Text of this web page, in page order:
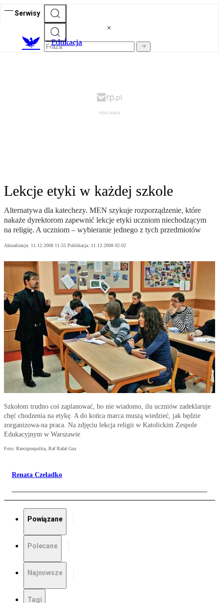
Serwisy
Edukacja
Lekcje etyki w każdej szkole
Alternatywa dla katechezy. MEN szykuje rozporządzenie, które
nakaże dyrektorom zapewnić lekcje etyki uczniom niechodzącym
na religię. A uczniom – wybieranie jednego z tych przedmiotów
Aktualizacja: 11.12.2008 11:55 Publikacja: 11.12.2008 02:02
Szkołom trudno coś zaplanować, bo nie wiadomo, ilu uczniów zadeklaruje
chęć chodzenia na etykę. A do końca marca muszą wiedzieć, jak będzie
zorganizowa-na praca. Na zdjęciu lekcja religii w Katolickim Zespole
Edukacyjnym w Warszawie
Foto: Rzeczpospolita, Raf Rafał Guz
Renata Czeladko
Powiązane
Polecane
Najnowsze
Tagi